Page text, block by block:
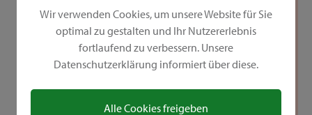
Wir verwenden Cookies, um unsere Website für Sie
optimal zu gestalten und Ihr Nutzererlebnis
fortlaufend zu verbessern. Unsere
Datenschutzerklärung informiert über diese.
Alle Cookies freigeben